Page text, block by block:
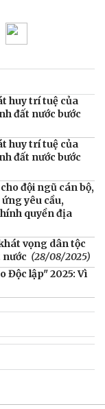
huy trí tuệ của
đất nước bước
huy trí tuệ của
đất nước bước
đội ngũ cán bộ,
yêu cầu,
quyền địa
vọng dân tộc
(28/08/2025)
Độc lập" 2025: Vì